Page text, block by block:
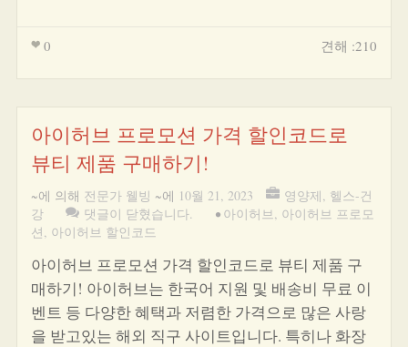
0 견해 :210
아이허브 프로모션 가격 할인코드로
뷰티 제품 구매하기!
~에 의해 전문가 웰빙 ~에 10월 21, 2023 영양제, 헬스-건
강
댓글이 닫혔습니다. • 아이허브, 아이허브 프로모
션, 아이허브 할인코드
아이허브 프로모션 가격 할인코드로 뷰티 제품 구
매하기! 아이허브는 한국어 지원 및 배송비 무료 이
벤트 등 다양한 혜택과 저렴한 가격으로 많은 사랑
을 받고있는 해외 직구 사이트입니다. 특히나 화장